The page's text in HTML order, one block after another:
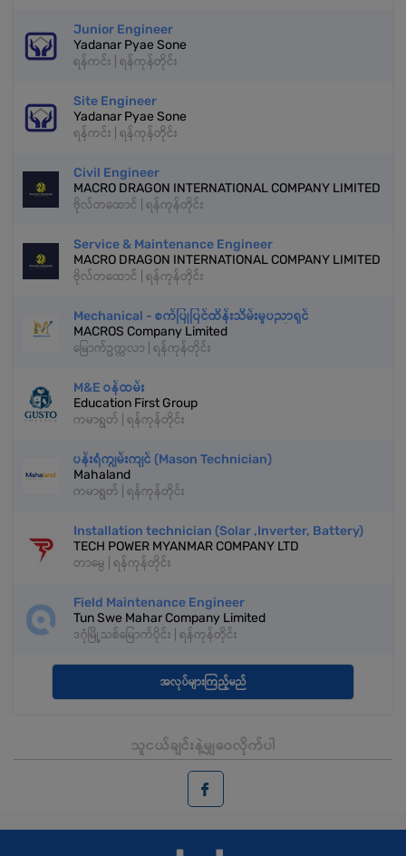
Junior Engineer
Yadanar Pyae Sone
ရန်ကင်း | ရန်ကုန်တိုင်း
Site Engineer
Yadanar Pyae Sone
ရန်ကင်း | ရန်ကုန်တိုင်း
Civil Engineer
MACRO DRAGON INTERNATIONAL COMPANY LIMITED
ဗိုလ်တထောင် | ရန်ကုန်တိုင်း
Service & Maintenance Engineer
MACRO DRAGON INTERNATIONAL COMPANY LIMITED
ဗိုလ်တထောင် | ရန်ကုန်တိုင်း
Mechanical - စက်ပြုပြင်ထိန်းသိမ်းမှုပညာရှင်
MACROS Company Limited
မြောက်ဥက္ကလာ | ရန်ကုန်တိုင်း
M&E ဝန်ထမ်း
Education First Group
ကမာရွတ် | ရန်ကုန်တိုင်း
ပန်းရံကျွမ်းကျင် (Mason Technician)
Mahaland
ကမာရွတ် | ရန်ကုန်တိုင်း
Installation technician (Solar ,Inverter, Battery)
TECH POWER MYANMAR COMPANY LTD
တာမွေ | ရန်ကုန်တိုင်း
Field Maintenance Engineer
Tun Swe Mahar Company Limited
ဒဂုံမြို့သစ်မြောက်ပိုင်း | ရန်ကုန်တိုင်း
အလုပ်များကြည့်မည်
သူငယ်ချင်းနဲ့မျှဝေလိုက်ပါ